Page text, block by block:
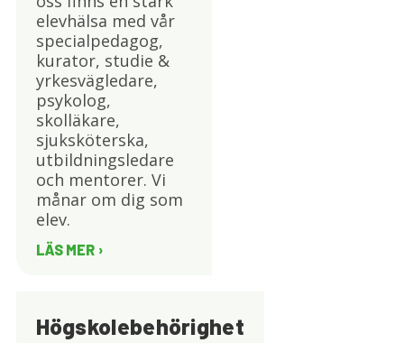
elevhälsa med vår
specialpedagog,
kurator, studie &
yrkesvägledare,
psykolog,
skolläkare,
sjuksköterska,
utbildningsledare
och mentorer. Vi
månar om dig som
elev.
LÄS MER
Högskolebehörighet